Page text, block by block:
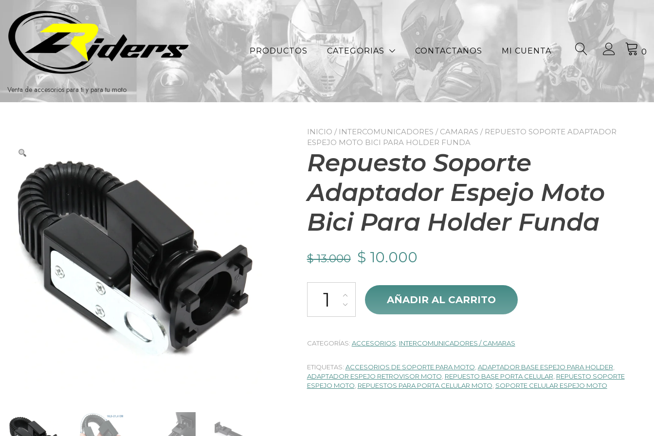
contenido
Venta de accesorios para ti y para tu moto
PRODUCTOS CATEGORIAS CONTACTANOS MI CUENTA 0
INICIO / INTERCOMUNICADORES / CAMARAS / REPUESTO SOPORTE ADAPTADOR
ESPEJO MOTO BICI PARA HOLDER FUNDA
Repuesto Soporte
Adaptador Espejo Moto
Bici Para Holder Funda
$13.000 El
original
era:
$ 13.000.
$ 10.000
actual
es:
$ 10.000.
Repuesto Soporte Adaptador Espejo Moto Bici Para Holder Funda cantidad
AÑADIR AL CARRITO
CATEGORÍAS: ACCESORIOS INTERCOMUNICADORES / CAMARAS
ETIQUETAS: ACCESORIOS DE SOPORTE PARA MOTO ADAPTADOR BASE ESPEJO PARA HOLDER
ADAPTADOR ESPEJO RETROVISOR MOTO REPUESTO BASE PORTA CELULAR REPUESTO SOPORTE
ESPEJO MOTO REPUESTOS PARA PORTA CELULAR MOTO SOPORTE CELULAR ESPEJO MOTO